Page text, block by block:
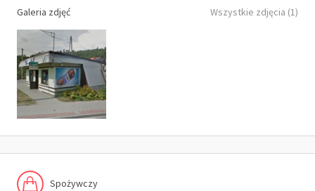
Galeria zdjęć Wszystkie zdjęcia (1)
Spożywczy